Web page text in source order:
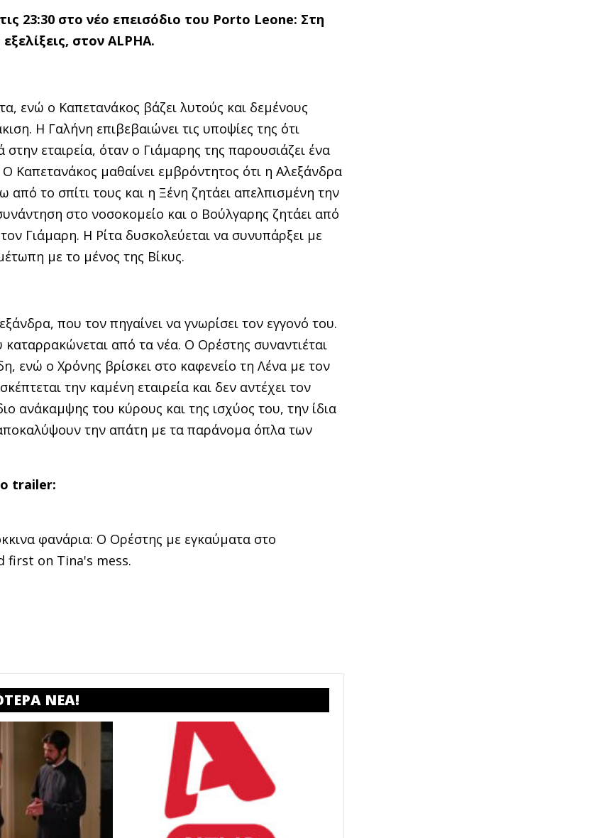
23:30 στο νέο επεισόδιο του Porto Leone: Στη
στον ALPHA.
ενώ ο Καπετανάκος βάζει λυτούς και δεμένους
Η Γαλήνη επιβεβαιώνει τις υποψίες της ότι
εταιρεία, όταν ο Γιάμαρης της παρουσιάζει ένα
Καπετανάκος μαθαίνει εμβρόντητος ότι η Αλεξάνδρα
από το σπίτι τους και η Ξένη ζητάει απελπισμένη την
στο νοσοκομείο και ο Βούλγαρης ζητάει από
Γιάμαρη. Η Ρίτα δυσκολεύεται να συνυπάρξει µε
µε το µένος της Βίκυς.
που τον πηγαίνει να γνωρίσει τον εγγονό του.
από τα νέα. Ο Ορέστης συναντιέται
ενώ ο Χρόνης βρίσκει στο καφενείο τη Λένα µε τον
την καμένη εταιρεία και δεν αντέχει τον
ανάκαμψης του κύρους και της ισχύος του, την ίδια
την απάτη µε τα παράνοµα όπλα των
trailer:
φανάρια: Ο Ορέστης με εγκαύματα στο
first on Tina's mess.
ΝΕΑ!